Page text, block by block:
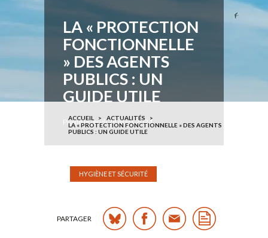
LA « PROTECTION
FONCTIONNELLE
» DES AGENTS
PUBLICS : UN
GUIDE UTILE
Publié le jeudi 28 mars 2024
ACCUEIL
ACTUALITÉS
LA « PROTECTION FONCTIONNELLE » DES AGENTS
PUBLICS : UN GUIDE UTILE
HYGIÈNE ET SÉCURITÉ
PARTAGER